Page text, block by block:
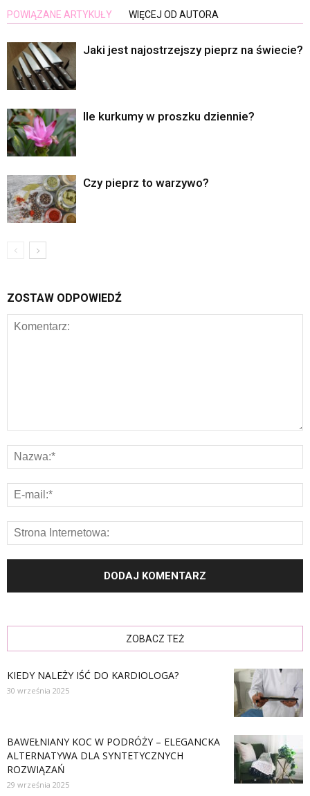
POWIĄZANE ARTYKUŁY WIĘCEJ OD AUTORA
Jaki jest najostrzejszy pieprz na świecie?
Ile kurkumy w proszku dziennie?
Czy pieprz to warzywo?
ZOSTAW ODPOWIEDŹ
ZOBACZ TEŻ
KIEDY NALEŻY IŚĆ DO KARDIOLOGA?
30 września 2025
BAWEŁNIANY KOC W PODRÓŻY – ELEGANCKA
ALTERNATYWA DLA SYNTETYCZNYCH
ROZWIĄZAŃ
29 września 2025